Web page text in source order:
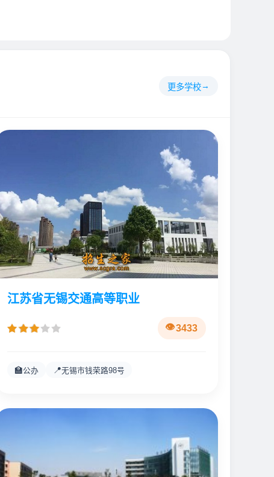
更多学校
江苏省无锡交通高等职业
3433
🏫公办 📍无锡市钱荣路98号